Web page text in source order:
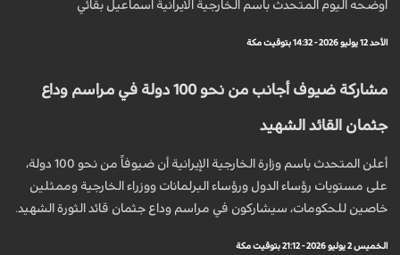
اوضحه اليوم المتحدث باسم الخارجية الايرانية اسماعيل بقائي
الأحد 12 يوليو 2026 - 14:32 بتوقيت مكة
مشاركة ضيوف أجانب من نحو 100 دولة في مراسم وداع
جثمان القائد الشهيد
أعلن المتحدث باسم وزارة الخارجية الإيرانية أن ضيوفاً من نحو 100 دولة،
على مستويات رؤساء الدول ورؤساء البرلمانات ووزراء الخارجية وممثلين
خاصين للحكومات، سيشاركون في مراسم وداع جثمان قائد الثورة الشهيد.
الخميس 2 يوليو 2026 - 21:12 بتوقيت مكة